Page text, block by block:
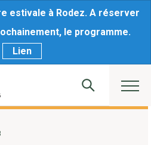
estivale à Rodez. A réserver
le programme.
Lien